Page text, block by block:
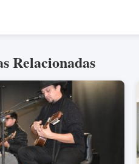
Relacionadas